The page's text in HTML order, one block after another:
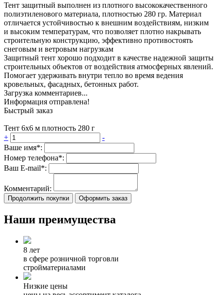
Тент защитный выполнен из плотного высококачественного
полиэтиленового материала, плотностью 280 гр. Материал
отличается устойчивостью к внешним воздействиям, низким
и высоким температурам, что позволяет плотно накрывать
строительную конструкцию, эффективно противостоять
снеговым и ветровым нагрузкам
Защитный тент хорошо подходит в качестве надежной защиты
строительных объектов от воздействия атмосферных явлений.
Помогает удерживать внутри тепло во время ведения
кровельных, фасадных, бетонных работ.
Загрузка комментариев...
Информация отправлена!
Быстрый заказ
Тент 6х6 м плотность 280 г
+
-
Ваше имя*:
Номер телефона*:
Ваш E-mail*:
Комментарий:
Продолжить покупки Оформить заказ
Наши преимущества
8 лет
в сфере розничной торговли
стройматериалами
Низкие цены